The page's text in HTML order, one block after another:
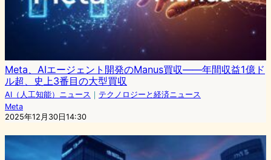
Meta、AIエージェント開発のManus買収——年間収益1億ド
ル超、史上3番目の大型買収
AI（人工知能）ニュース ｜ テクノロジーと経済ニュース
Meta
2025年12月30日14:30